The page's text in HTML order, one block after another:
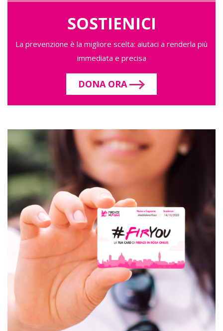
SOSTIENICI
La prevenzione è la migliore scelta: aiutaci a renderla più
immediata e precisa
DONA ORA